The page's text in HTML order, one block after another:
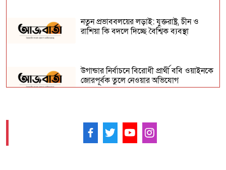
নতুন প্রভাববলয়ের লড়াই: যুক্তরাষ্ট্র, চীন ও
রাশিয়া কি বদলে দিচ্ছে বৈশ্বিক ব্যবস্থা
উগান্ডার নির্বাচনে বিরোধী প্রার্থী ববি ওয়াইনকে
জোরপূর্বক তুলে নেওয়ার অভিযোগ
বিহারে সড়ক দুর্ঘটনায় সপ্তম শ্রেণির ছাত্র নিহত,
সাহায্যের বদলে মাছ লুট